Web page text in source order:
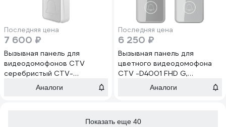
Последняя цена
7 600 ₽
Вызывная панель для
видеодомофонов CTV
серебристый CTV-
D4004FHD SILVER
Аналоги
Последняя цена
6 250 ₽
Вызывная панель для
цветного видеодомофона
CTV -D4001 FHD G,
сенсорное управление,
Аналоги
Показать еще 40